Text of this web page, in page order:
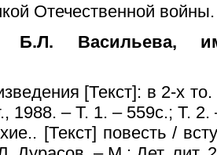
Отечественной войны.
Б.Л. Васильева,
[Текст]: в 2-х
1988. – Т. 1. – 559с.; Т. 2.
[Текст] повесть /